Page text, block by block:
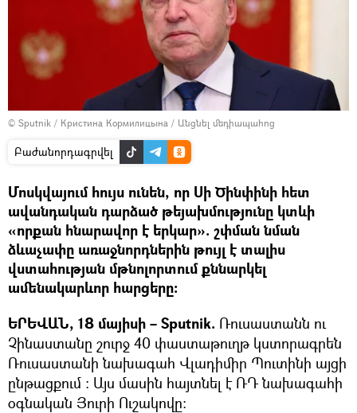
© Sputnik / Кристина Кормилицына / Անցնել մեդիապահոց
Բաժանորդագրվել
Մոսկվայում հույս ունեն, որ Սի Ծինփինի հետ
ավանդական դարձած թեյախմությունը կտևի
«որքան հնարավոր է երկար». շփման նման
ձևաչափը առաջնորդներին թույլ է տալիս
վստահության մթնոլորտում քննարկել
ամենակարևոր հարցերը:
ԵՐԵՎԱՆ, 18 մայիսի – Sputnik. Ռուսաստանն ու
Չինաստանը շուրջ 40 փաստաթուղթ կստորագրեն
Ռուսաստանի նախագահ Վլադիմիր Պուտինի այցի
ընթացքում ։ Այս մասին հայտնել է ՌԴ նախագահի
օգնական Յուրի Ուշակովը: